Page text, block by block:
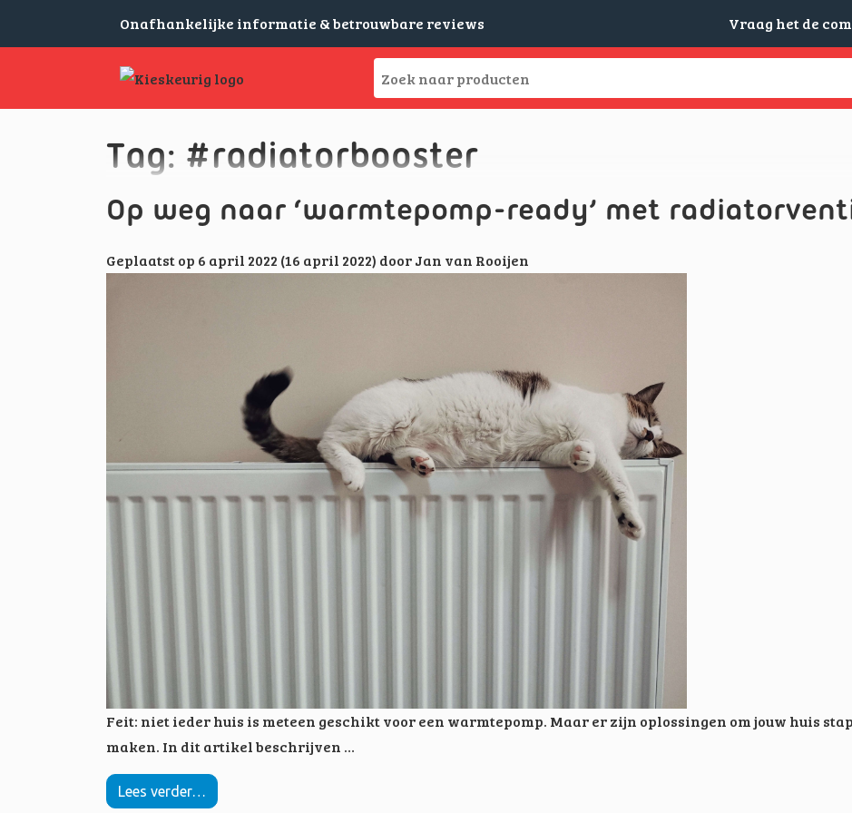
Onafhankelijke informatie & betrouwbare reviews Vraag het de
Tag: #radiatorbooster
Op weg naar ‘warmtepomp-ready’ met
Geplaatst op 6 april 2022 (16 april 2022) doorJan van Rooijen
Feit: niet ieder huis is meteen geschikt voor een warmtepomp. Maar er zijn oplossingen om jouw huis
maken. In dit artikel beschrijven …
Lees verder…